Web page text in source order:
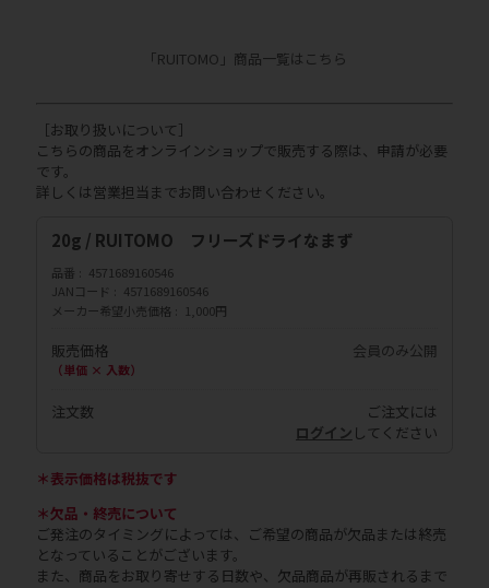
「RUITOMO」商品一覧はこちら
［お取り扱いについて］
こちらの商品をオンラインショップで販売する際は、申請が必要
です。
詳しくは営業担当までお問い合わせください。
20g / RUITOMO フリーズドライなまず
品番
4571689160546
JANコード
4571689160546
メーカー希望小売価格
1,000円
販売価格
（単価 × 入数）
会員のみ公開
注文数
ご注文には
ログイン してください
＊表示価格は税抜です
＊欠品・終売について
ご発注のタイミングによっては、ご希望の商品が欠品または終売
となっていることがございます。
また、商品をお取り寄せする日数や、欠品商品が再販されるまで